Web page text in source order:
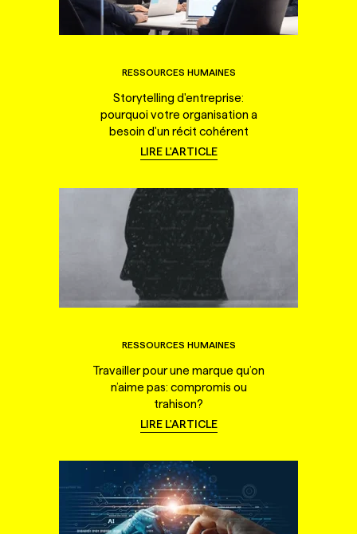
RESSOURCES HUMAINES
Storytelling d'entreprise:
pourquoi votre organisation a
besoin d'un récit cohérent
LIRE L'ARTICLE
RESSOURCES HUMAINES
Travailler pour une marque qu’on
n’aime pas: compromis ou
trahison?
LIRE L'ARTICLE